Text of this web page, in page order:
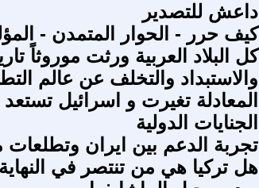
داعش للتصدير
كيف حرر - الحوار المتمدن -
كل البلاد العربية ورثت موروثاً
والاستبداد والتخلف عن عالم
المعادلة تغيرت و اسرائيل
الجنايات الدولية
تجربة الدعم بين ايران
هل تركيا هي من تنتصر في